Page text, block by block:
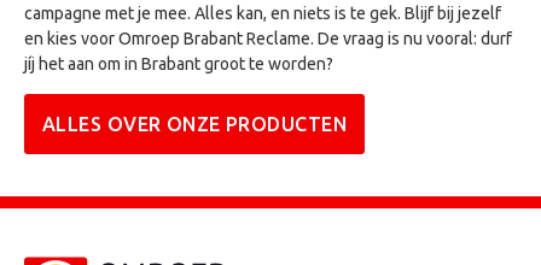
campagne met je mee. Alles kan, en niets is te gek. Blijf bij jezelf
en kies voor Omroep Brabant Reclame. De vraag is nu vooral: durf
jíj het aan om in Brabant groot te worden?
ALLES OVER ONZE PRODUCTEN